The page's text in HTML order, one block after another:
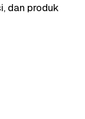
dan produk